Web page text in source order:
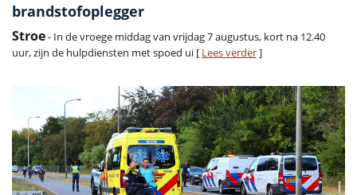
brandstofoplegger
Stroe- In de vroege middag van vrijdag 7 augustus, kort na 12.40
uur, zijn de hulpdiensten met spoed ui [ Lees verder]